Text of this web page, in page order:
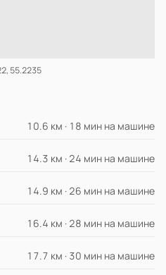
55.2235
10.6 км · 18 мин на машине
14.3 км · 24 мин на машине
14.9 км · 26 мин на машине
16.4 км · 28 мин на машине
17.7 км · 30 мин на машине